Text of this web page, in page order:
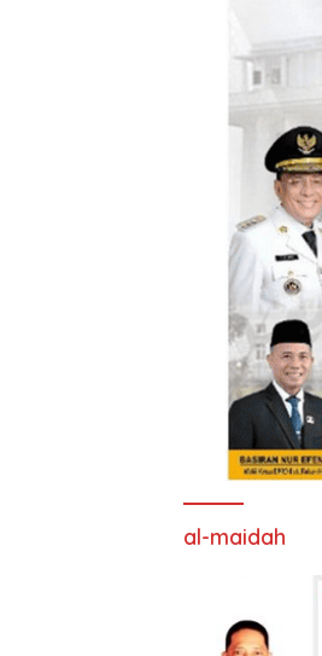
al-maidah